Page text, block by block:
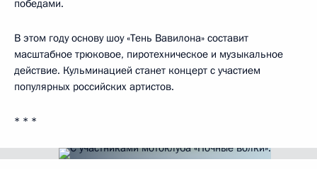
победами.
В этом году основу шоу «Тень Вавилона» составит
масштабное трюковое, пиротехническое и музыкальное
действие. Кульминацией станет концерт с участием
популярных российских артистов.
* * *